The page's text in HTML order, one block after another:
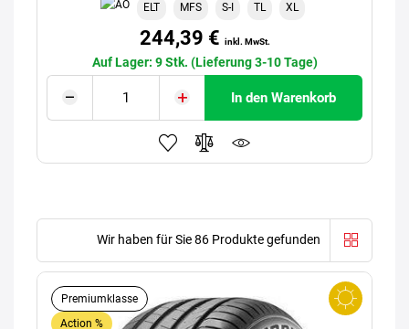
ELT MFS S-I TL XL
244,39 € inkl. MwSt.
Auf Lager: 9 Stk. (Lieferung 3-10 Tage)
In den Warenkorb
Wir haben für Sie 86 Produkte gefunden
Premiumklasse
Action %